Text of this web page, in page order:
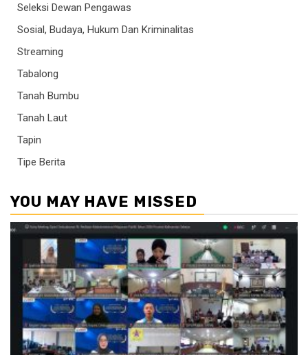
Seleksi Dewan Pengawas
Sosial, Budaya, Hukum Dan Kriminalitas
Streaming
Tabalong
Tanah Bumbu
Tanah Laut
Tapin
Tipe Berita
YOU MAY HAVE MISSED